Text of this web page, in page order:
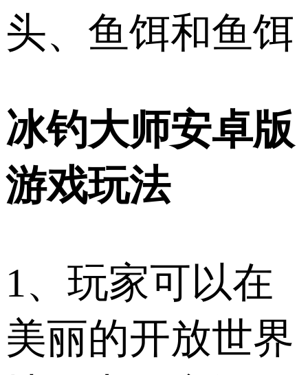
头、鱼饵和鱼饵
冰钓大师安卓版
游戏玩法
1、玩家可以在
美丽的开放世界